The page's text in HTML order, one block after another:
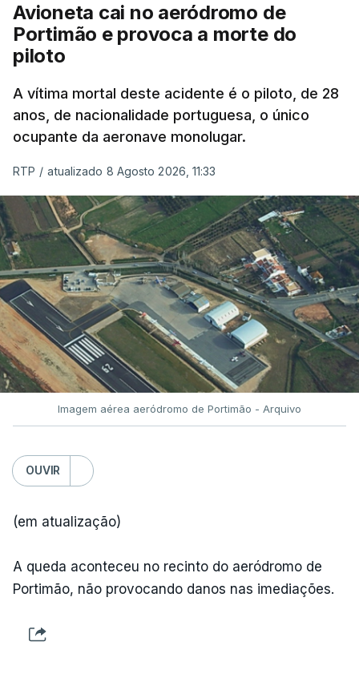
Avioneta cai no aeródromo de
Portimão e provoca a morte do
piloto
A vítima mortal deste acidente é o piloto, de 28
anos, de nacionalidade portuguesa, o único
ocupante da aeronave monolugar.
RTP / atualizado 8 Agosto 2026, 11:33
Imagem aérea aeródromo de Portimão - Arquivo
OUVIR
(em atualização)
A queda aconteceu no recinto do aeródromo de
Portimão, não provocando danos nas imediações.